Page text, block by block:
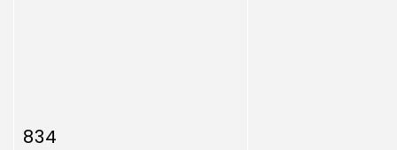
Fiche détaillée
834